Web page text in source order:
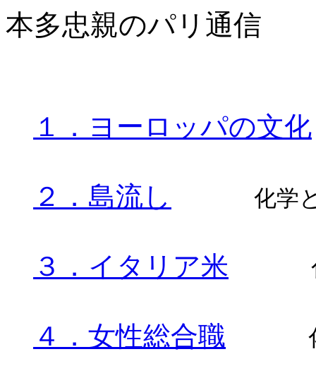
本多忠親のパリ通信
１．ヨーロッパの文化
２．島流し 化学
３．イタリア米
４．女性総合職